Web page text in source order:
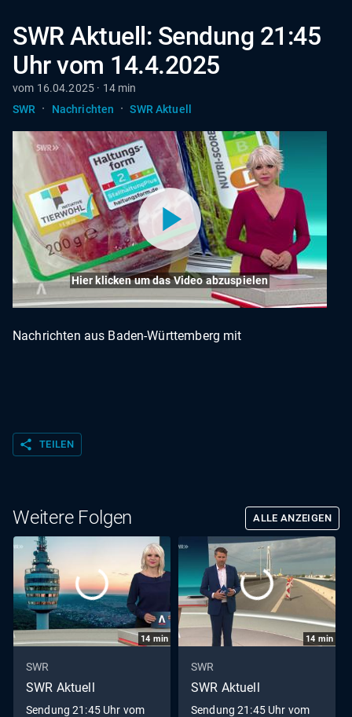
SWR Aktuell: Sendung 21:45
Uhr vom 14.4.2025
vom 16.04.2025 · 14 min
SWR
· Nachrichten · SWR Aktuell
Hier klicken um das Video abzuspielen
Nachrichten aus Baden-Württemberg mit
share TEILEN
Weitere Folgen ALLE ANZEIGEN
14 min
SWR
SWR Aktuell
Sendung 21:45 Uhr vom
14 min
SWR
SWR Aktuell
Sendung 21:45 Uhr vom